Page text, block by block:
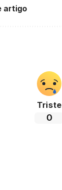
artigo
Triste
0